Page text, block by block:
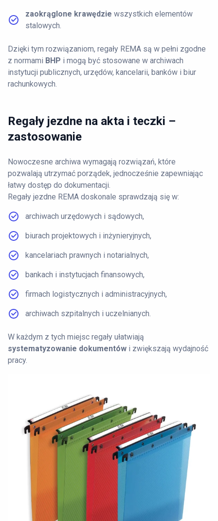
zaokrąglone krawędzie wszystkich elementów
stalowych.
Dzięki tym rozwiązaniom, regały REMA są w pełni zgodne
z normami BHP i mogą być stosowane w archiwach
instytucji publicznych, urzędów, kancelarii, banków i biur
rachunkowych.
Regały jezdne na akta i teczki –
zastosowanie
Nowoczesne archiwa wymagają rozwiązań, które
pozwalają utrzymać porządek, jednocześnie zapewniając
łatwy dostęp do dokumentacji.
Regały jezdne REMA doskonale sprawdzają się w:
archiwach urzędowych i sądowych,
biurach projektowych i inżynieryjnych,
kancelariach prawnych i notarialnych,
bankach i instytucjach finansowych,
firmach logistycznych i administracyjnych,
archiwach szpitalnych i uczelnianych.
W każdym z tych miejsc regały ułatwiają
systematyzowanie dokumentów i zwiększają wydajność
pracy.